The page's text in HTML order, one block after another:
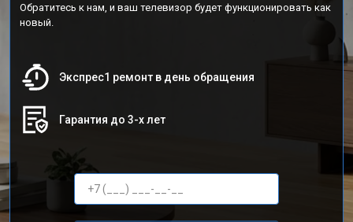
Обратитесь к нам, и ваш телевизор будет функционировать как
новый.
Экспрес1 ремонт в день обращения
Гарантия до 3-х лет